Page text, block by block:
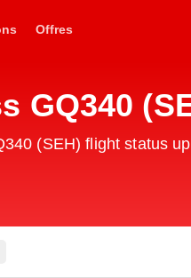
Offres
GQ340
(SEH) flight status